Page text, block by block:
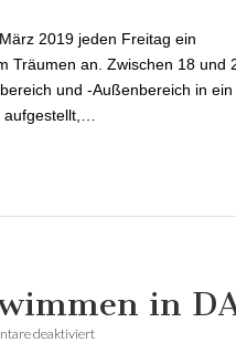
2019 jeden Freitag ein
Träumen an. Zwischen 18 und
und -Außenbereich in ein
in
deaktiviert